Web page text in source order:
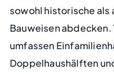
sowohl historische als
Bauweisen abdecken.
umfassen
Doppelhaushälften